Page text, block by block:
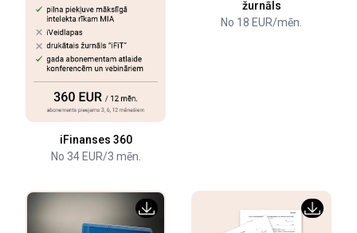
iFinanses 360
No 34 EUR/3 mēn.
žurnāls
No 18 EUR/mēn.